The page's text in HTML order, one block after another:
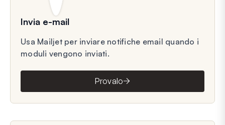
Invia e-mail
Usa Mailjet per inviare notifiche email quando i
moduli vengono inviati.
Provalo